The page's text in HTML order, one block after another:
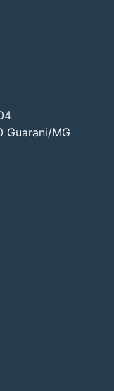
Guarani/MG